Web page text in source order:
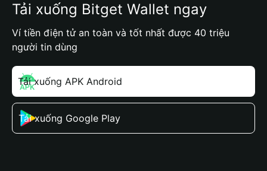
Tải xuống Bitget Wallet ngay
Ví tiền điện tử an toàn và tốt nhất được 40 triệu
người tin dùng
Tải xuống APK Android
Tải xuống Google Play